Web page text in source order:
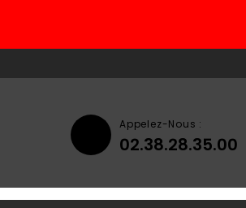
Appelez-Nous :
02.38.28.35.00